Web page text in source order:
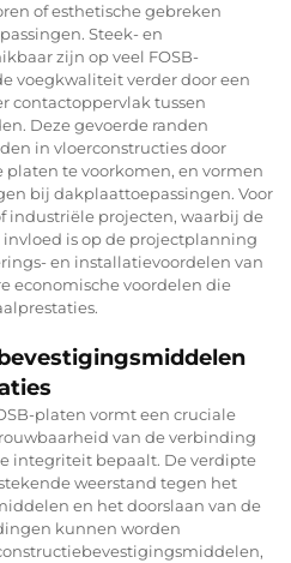
of esthetische gebreken
Steek- en
zijn op veel FOSB-
voegkwaliteit verder door een
contactoppervlak tussen
Deze gevoerde randen
in vloerconstructies door
te voorkomen, en vormen
bij dakplaattoepassingen. Voor
industriële projecten, waarbij de
is op de projectplanning
en installatievoordelen van
economische voordelen die
platen vormt een cruciale
van de verbinding
integriteit bepaalt. De verdipte
weerstand tegen het
en het doorslaan van de
kunnen worden